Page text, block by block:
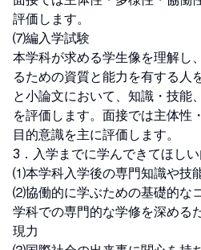
評価します。
⑺編入学試験
本学科が求める学生像を理解し
るための資質と能力を有する人
と小論文において、知識・技能
を評価します。面接では主体性
目的意識を主に評価します。
3．入学までに学んできてほし
⑴本学科入学後の専門知識や技
⑵協働的に学ぶための基礎的な
学科での専門的な学修を深める
現力